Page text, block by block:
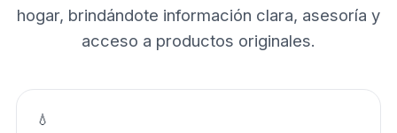
hogar, brindándote información clara, asesoría y
acceso a productos originales.
💧